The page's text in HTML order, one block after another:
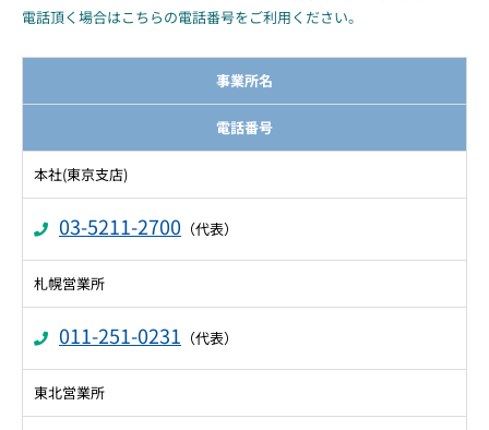
電話頂く場合はこちらの電話番号をご利用ください。
事業所名
電話番号
本社(東京支店)
03-5211-2700 （代表）
札幌営業所
011-251-0231 （代表）
東北営業所